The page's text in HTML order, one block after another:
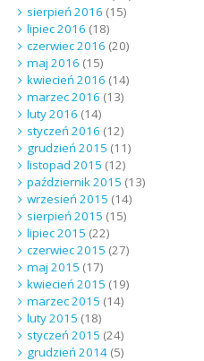
sierpień 2016 (15)
lipiec 2016 (18)
czerwiec 2016 (20)
maj 2016 (15)
kwiecień 2016 (14)
marzec 2016 (13)
luty 2016 (14)
styczeń 2016 (12)
grudzień 2015 (11)
listopad 2015 (12)
październik 2015 (13)
wrzesień 2015 (14)
sierpień 2015 (15)
lipiec 2015 (22)
czerwiec 2015 (27)
maj 2015 (17)
kwiecień 2015 (19)
marzec 2015 (14)
luty 2015 (18)
styczeń 2015 (24)
grudzień 2014(5)